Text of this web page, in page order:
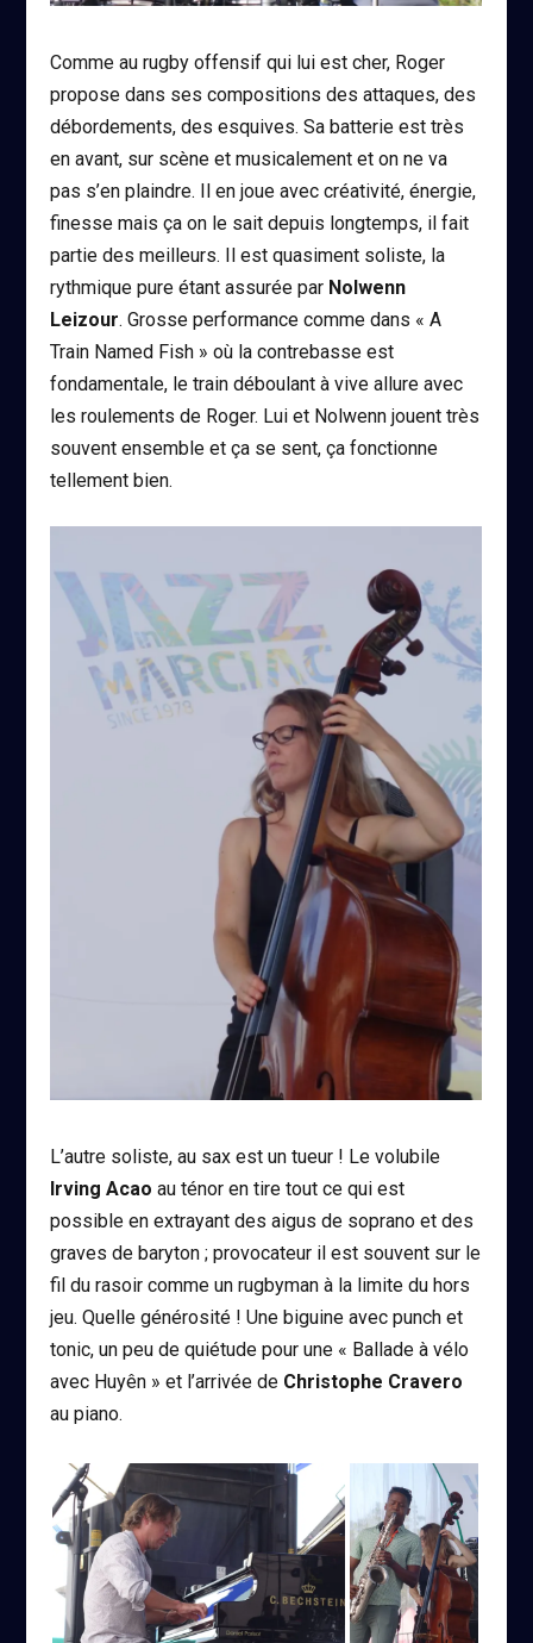
Comme au rugby offensif qui lui est cher, Roger
propose dans ses compositions des attaques, des
débordements, des esquives. Sa batterie est très
en avant, sur scène et musicalement et on ne va
pas s’en plaindre. Il en joue avec créativité, énergie,
finesse mais ça on le sait depuis longtemps, il fait
partie des meilleurs. Il est quasiment soliste, la
rythmique pure étant assurée par Nolwenn
Leizour. Grosse performance comme dans « A
Train Named Fish » où la contrebasse est
fondamentale, le train déboulant à vive allure avec
les roulements de Roger. Lui et Nolwenn jouent très
souvent ensemble et ça se sent, ça fonctionne
tellement bien.
L’autre soliste, au sax est un tueur ! Le volubile
Irving Acao au ténor en tire tout ce qui est
possible en extrayant des aigus de soprano et des
graves de baryton ; provocateur il est souvent sur le
fil du rasoir comme un rugbyman à la limite du hors
jeu. Quelle générosité ! Une biguine avec punch et
tonic, un peu de quiétude pour une « Ballade à vélo
avec Huyên » et l’arrivée de Christophe Cravero
au piano.